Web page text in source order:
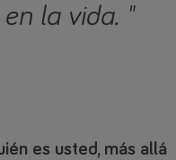
la vida. "
es usted, más allá